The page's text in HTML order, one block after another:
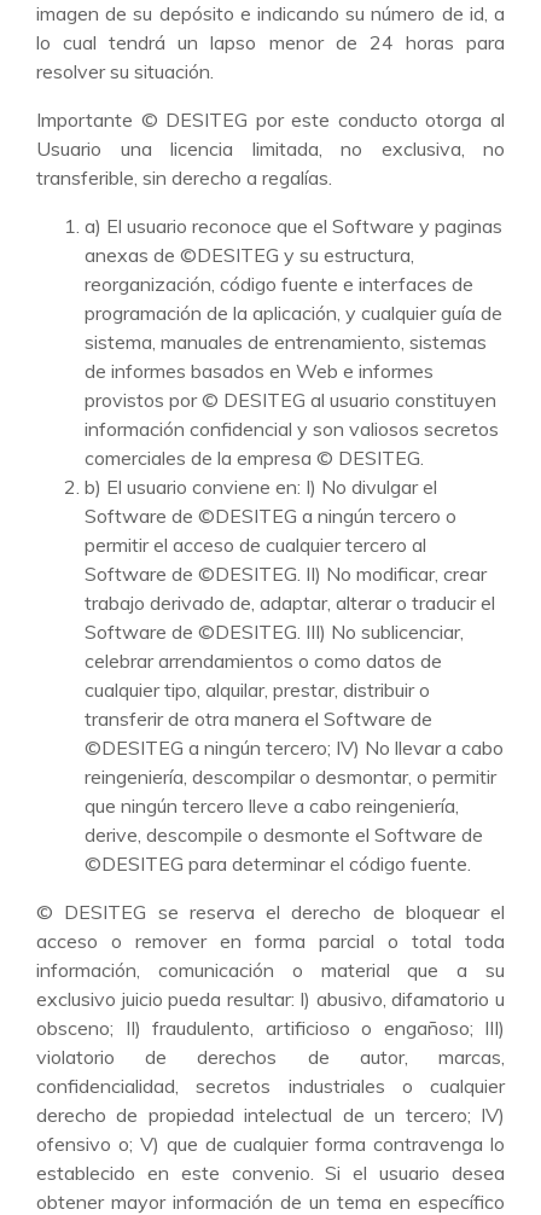
imagen de su depósito e indicando su número de id, a
lo cual tendrá un lapso menor de 24 horas para
resolver su situación.
Importante © DESITEG por este conducto otorga al
Usuario una licencia limitada, no exclusiva, no
transferible, sin derecho a regalías.
a) El usuario reconoce que el Software y paginas
anexas de ©DESITEG y su estructura,
reorganización, código fuente e interfaces de
programación de la aplicación, y cualquier guía de
sistema, manuales de entrenamiento, sistemas
de informes basados en Web e informes
provistos por © DESITEG al usuario constituyen
información confidencial y son valiosos secretos
comerciales de la empresa © DESITEG.
b) El usuario conviene en: I) No divulgar el
Software de ©DESITEG a ningún tercero o
permitir el acceso de cualquier tercero al
Software de ©DESITEG. II) No modificar, crear
trabajo derivado de, adaptar, alterar o traducir el
Software de ©DESITEG. III) No sublicenciar,
celebrar arrendamientos o como datos de
cualquier tipo, alquilar, prestar, distribuir o
transferir de otra manera el Software de
©DESITEG a ningún tercero; IV) No llevar a cabo
reingeniería, descompilar o desmontar, o permitir
que ningún tercero lleve a cabo reingeniería,
derive, descompile o desmonte el Software de
©DESITEG para determinar el código fuente.
© DESITEG se reserva el derecho de bloquear el
acceso o remover en forma parcial o total toda
información, comunicación o material que a su
exclusivo juicio pueda resultar: I) abusivo, difamatorio u
obsceno; II) fraudulento, artificioso o engañoso; III)
violatorio de derechos de autor, marcas,
confidencialidad, secretos industriales o cualquier
derecho de propiedad intelectual de un tercero; IV)
ofensivo o; V) que de cualquier forma contravenga lo
establecido en este convenio. Si el usuario desea
obtener mayor información de un tema en específico